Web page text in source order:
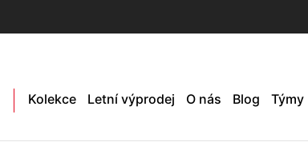
Kolekce Letní výprodej O nás Blog Týmy